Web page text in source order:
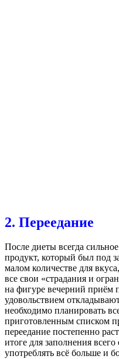
2. Переедание
После диеты всегда
продукт, который был под
малом количестве для
все свои «страдания и
на фигуре вечерний приём
удовольствием
необходимо планировать
приготовленным списком
переедание постепенно
итоге для заполнения
употреблять всё больше и